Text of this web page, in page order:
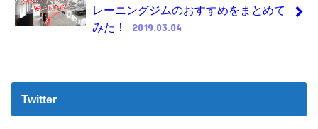
レーニングジムのおすすめをまとめて
みた！
2019.03.04
Twitter